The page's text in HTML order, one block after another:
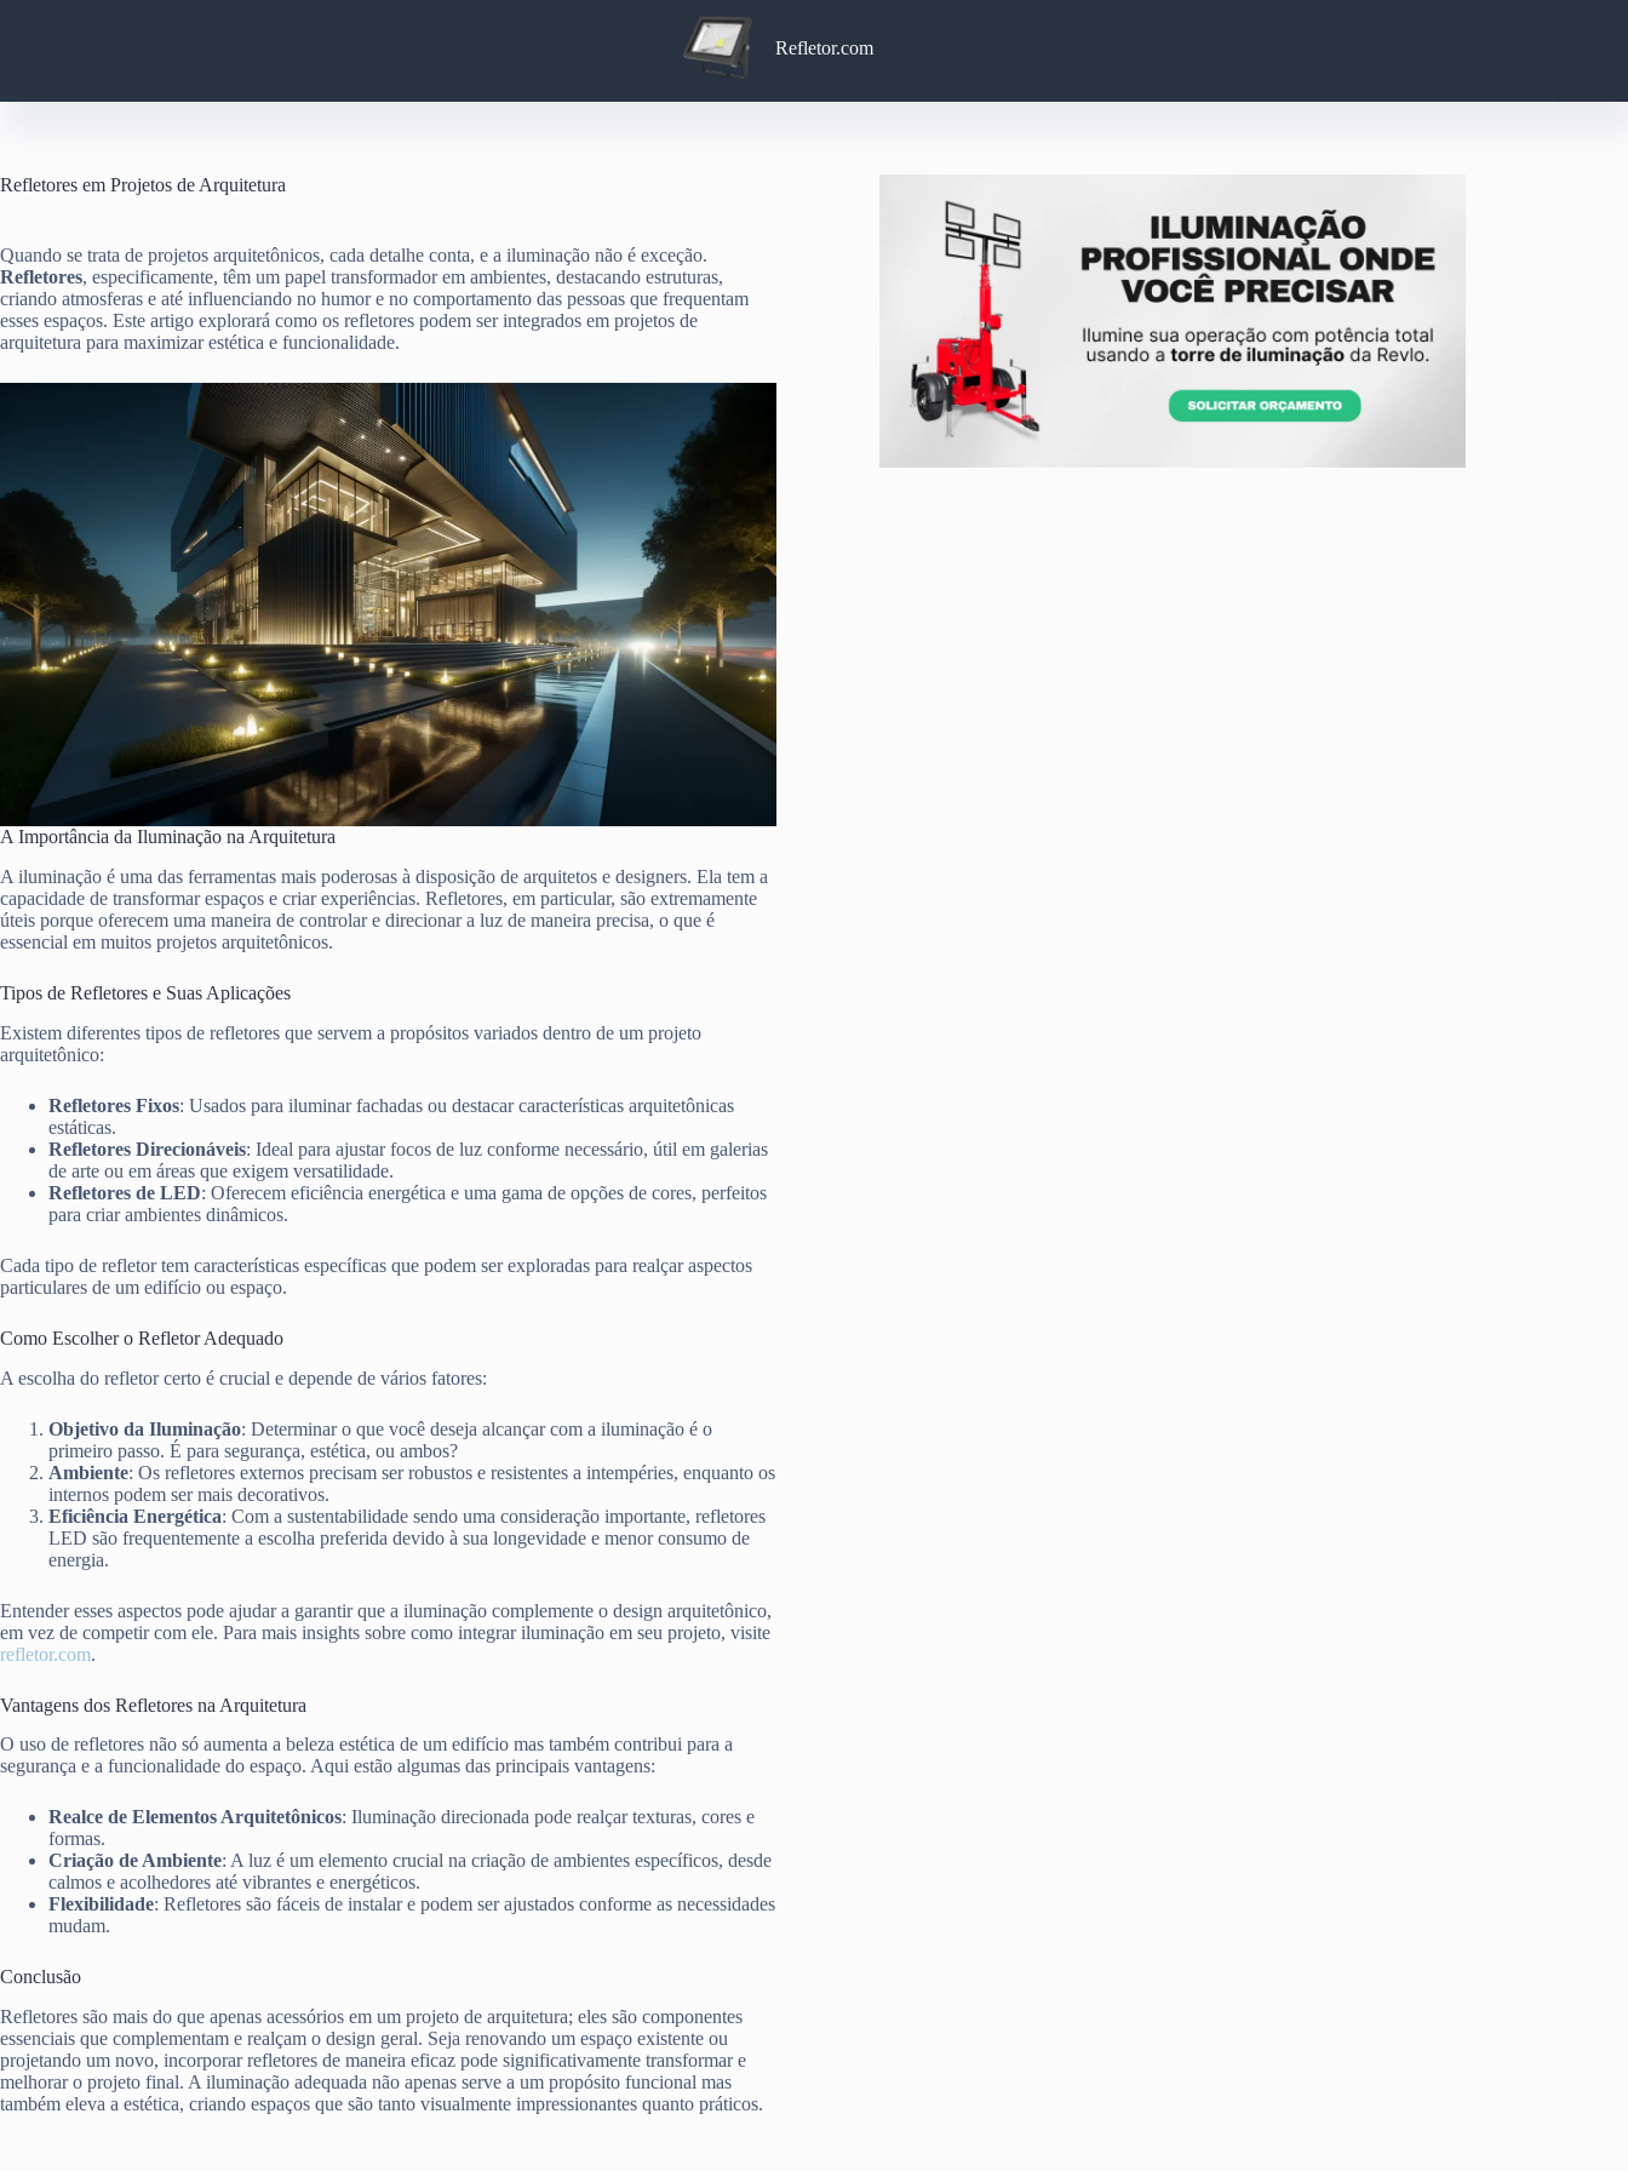
Refletor.com
Refletores em Projetos de Arquitetura
Quando se trata de projetos arquitetônicos, cada detalhe conta, e a iluminação não é exceção.
Refletores, especificamente, têm um papel transformador em ambientes, destacando estruturas,
criando atmosferas e até influenciando no humor e no comportamento das pessoas que frequentam
esses espaços. Este artigo explorará como os refletores podem ser integrados em projetos de
arquitetura para maximizar estética e funcionalidade.
A Importância da Iluminação na Arquitetura
A iluminação é uma das ferramentas mais poderosas à disposição de arquitetos e designers. Ela tem a
capacidade de transformar espaços e criar experiências. Refletores, em particular, são extremamente
úteis porque oferecem uma maneira de controlar e direcionar a luz de maneira precisa, o que é
essencial em muitos projetos arquitetônicos.
Tipos de Refletores e Suas Aplicações
Existem diferentes tipos de refletores que servem a propósitos variados dentro de um projeto
arquitetônico:
Refletores Fixos: Usados para iluminar fachadas ou destacar características arquitetônicas
estáticas.
Refletores Direcionáveis: Ideal para ajustar focos de luz conforme necessário, útil em galerias
de arte ou em áreas que exigem versatilidade.
Refletores de LED: Oferecem eficiência energética e uma gama de opções de cores, perfeitos
para criar ambientes dinâmicos.
Cada tipo de refletor tem características específicas que podem ser exploradas para realçar aspectos
particulares de um edifício ou espaço.
Como Escolher o Refletor Adequado
A escolha do refletor certo é crucial e depende de vários fatores:
Objetivo da Iluminação: Determinar o que você deseja alcançar com a iluminação é o
primeiro passo. É para segurança, estética, ou ambos?
Ambiente: Os refletores externos precisam ser robustos e resistentes a intempéries, enquanto os
internos podem ser mais decorativos.
Eficiência Energética: Com a sustentabilidade sendo uma consideração importante, refletores
LED são frequentemente a escolha preferida devido à sua longevidade e menor consumo de
energia.
Entender esses aspectos pode ajudar a garantir que a iluminação complemente o design arquitetônico,
em vez de competir com ele. Para mais insights sobre como integrar iluminação em seu projeto, visite
refletor.com.
Vantagens dos Refletores na Arquitetura
O uso de refletores não só aumenta a beleza estética de um edifício mas também contribui para a
segurança e a funcionalidade do espaço. Aqui estão algumas das principais vantagens:
Realce de Elementos Arquitetônicos: Iluminação direcionada pode realçar texturas, cores e
formas.
Criação de Ambiente: A luz é um elemento crucial na criação de ambientes específicos, desde
calmos e acolhedores até vibrantes e energéticos.
Flexibilidade: Refletores são fáceis de instalar e podem ser ajustados conforme as necessidades
mudam.
Conclusão
Refletores são mais do que apenas acessórios em um projeto de arquitetura; eles são componentes
essenciais que complementam e realçam o design geral. Seja renovando um espaço existente ou
projetando um novo, incorporar refletores de maneira eficaz pode significativamente transformar e
melhorar o projeto final. A iluminação adequada não apenas serve a um propósito funcional mas
também eleva a estética, criando espaços que são tanto visualmente impressionantes quanto práticos.